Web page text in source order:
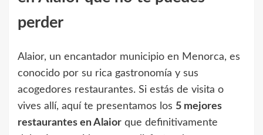
perder
Alaior, un encantador municipio en Menorca, es
conocido por su rica gastronomía y sus
acogedores restaurantes. Si estás de visita o
vives allí, aquí te presentamos los 5 mejores
restaurantes en Alaior que definitivamente